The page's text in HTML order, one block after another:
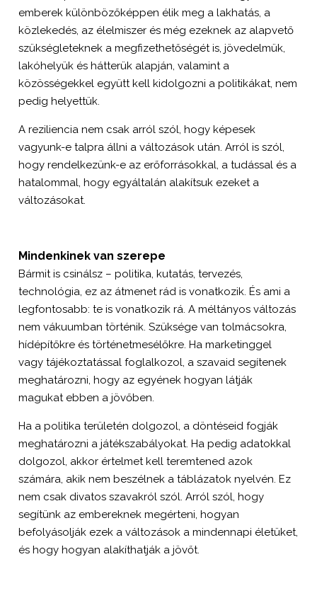
emberek különbözőképpen élik meg a lakhatás, a
közlekedés, az élelmiszer és még ezeknek az alapvető
szükségleteknek a megfizethetőségét is, jövedelmük,
lakóhelyük és hátterük alapján, valamint a
közösségekkel együtt kell kidolgozni a politikákat, nem
pedig helyettük.
A reziliencia nem csak arról szól, hogy képesek
vagyunk-e talpra állni a változások után. Arról is szól,
hogy rendelkezünk-e az erőforrásokkal, a tudással és a
hatalommal, hogy egyáltalán alakítsuk ezeket a
változásokat.
Mindenkinek van szerepe
Bármit is csinálsz – politika, kutatás, tervezés,
technológia, ez az átmenet rád is vonatkozik. És ami a
legfontosabb: te is vonatkozik rá. A méltányos változás
nem vákuumban történik. Szüksége van tolmácsokra,
hídépítőkre és történetmesélőkre. Ha marketinggel
vagy tájékoztatással foglalkozol, a szavaid segítenek
meghatározni, hogy az egyének hogyan látják
magukat ebben a jövőben.
Ha a politika területén dolgozol, a döntéseid fogják
meghatározni a játékszabályokat. Ha pedig adatokkal
dolgozol, akkor értelmet kell teremtened azok
számára, akik nem beszélnek a táblázatok nyelvén. Ez
nem csak divatos szavakról szól. Arról szól, hogy
segítünk az embereknek megérteni, hogyan
befolyásolják ezek a változások a mindennapi életüket,
és hogy hogyan alakíthatják a jövőt.